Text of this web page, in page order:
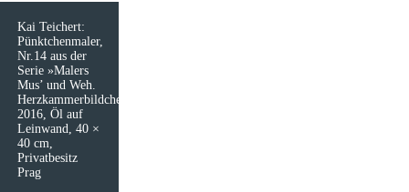
Kai Teichert:
Pünktchenmaler,
Nr.14 aus der
Serie »Malers
Mus’ und Weh.
Herzkammerbildchen«,
2016, Öl auf
Leinwand, 40 ×
40 cm,
Privatbesitz
Prag